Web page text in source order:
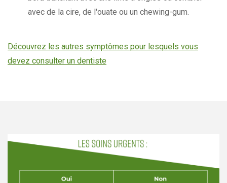
avec de la cire, de l'ouate ou un chewing-gum.
Découvrez les autres symptômes pour lesquels vous
devez consulter un dentiste